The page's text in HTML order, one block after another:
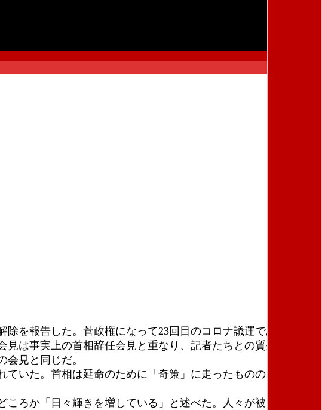
を報告した。菅政権になって23回目のコロナ議運であった
は事実上の首相辞任会見と重なり、記者たちとの質疑を含め
見と同じだ。
いた。首相は延命のために「奇策」に走ったものの、ほかな
ろか「日々輝きを増している」と述べた。人々が被った犠